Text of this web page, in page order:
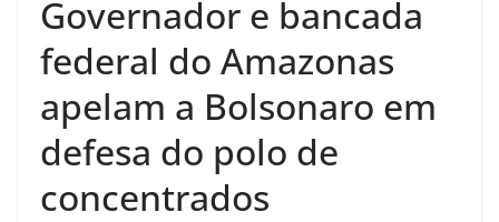
Governador e bancada
federal do Amazonas
apelam a Bolsonaro em
defesa do polo de
concentrados